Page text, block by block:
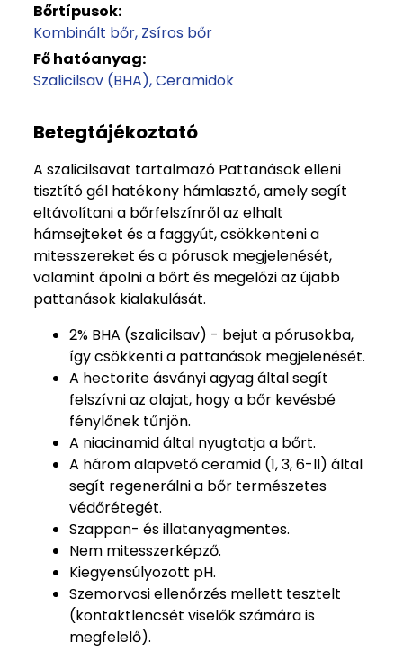
Bőrtípusok:
Kombinált bőr Zsíros bőr
Fő hatóanyag:
Szalicilsav (BHA) Ceramidok
Betegtájékoztató
A szalicilsavat tartalmazó Pattanások elleni
tisztító gél hatékony hámlasztó, amely segít
eltávolítani a bőrfelszínről az elhalt
hámsejteket és a faggyút, csökkenteni a
mitesszereket és a pórusok megjelenését,
valamint ápolni a bőrt és megelőzi az újabb
pattanások kialakulását.
2% BHA (szalicilsav) - bejut a pórusokba,
így csökkenti a pattanások megjelenését.
A hectorite ásványi agyag által segít
felszívni az olajat, hogy a bőr kevésbé
fénylőnek tűnjön.
A niacinamid által nyugtatja a bőrt.
A három alapvető ceramid (1, 3, 6-II) által
segít regenerálni a bőr természetes
védőrétegét.
Szappan- és illatanyagmentes.
Nem mitesszerképző.
Kiegyensúlyozott pH.
Szemorvosi ellenőrzés mellett tesztelt
(kontaktlencsét viselők számára is
megfelelő).